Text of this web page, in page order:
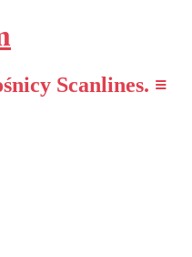
Scanlines. ≡